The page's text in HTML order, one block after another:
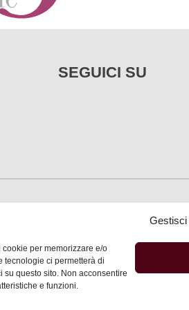
Gestisci
per memorizzare e/o
tecnologie ci permetterà di
questo sito. Non acconsentire
e funzioni.
SEGUICI SU